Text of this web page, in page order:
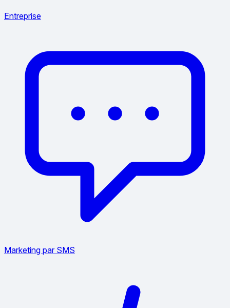
Entreprise
Marketing par SMS